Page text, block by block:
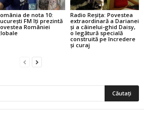
de nota 10:
FM îți prezintă
României
Radio Reșița: Povestea
extraordinară a Darianei
și a câinelui-ghid Daisy,
o legătură specială
construită pe încredere
și curaj